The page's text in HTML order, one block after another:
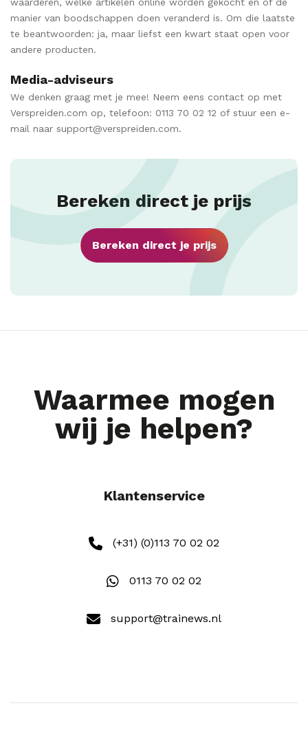
manier van boodschappen doen veranderd is. Om die laatste
te beantwoorden: ja, maar liefst een kwart staat open voor
andere producten.
Media-adviseurs
We denken graag met je mee! Neem eens contact op met
Verspreiden.com op, telefoon: 0113 70 02 12 of stuur een e-
mail naar support@verspreiden.com.
Bereken direct je prijs
Bereken direct je prijs
Waarmee mogen
wij je helpen?
Klantenservice
(+31) (0)113 70 02 02
0113 70 02 02
support@trainews.nl